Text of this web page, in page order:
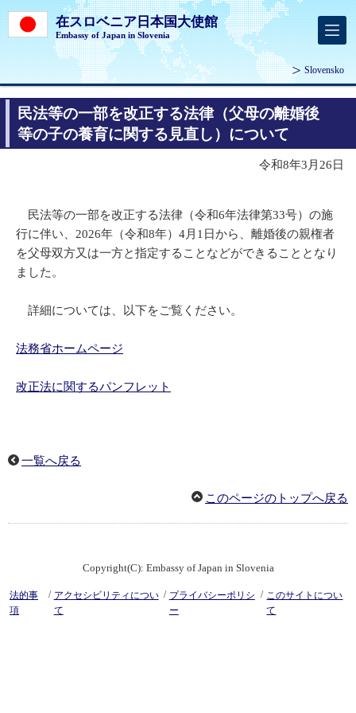
在スロベニア日本国大使館
Embassy of Japan in Slovenia
Slovensko
民法等の一部を改正する法律（父母の離婚後
等の子の養育に関する見直し）について
令和8年3月26日
民法等の一部を改正する法律（令和6年法律第33号）の施
行に伴い、2026年（令和8年）4月1日から、離婚後の親権者
を父母双方又は一方と指定することなどができることとなり
ました。
詳細については、以下をご覧ください。
法務省ホームページ
改正法に関するパンフレット
一覧へ戻る
このページのトップへ戻る
Copyright(C): Embassy of Japan in Slovenia
法的事
項
/ アクセシビリティについ
て
/ プライバシーポリシ
ー
/ このサイトについ
て